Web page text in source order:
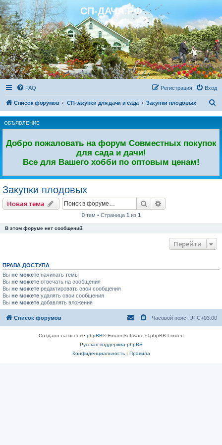
Регистрация СП-ДАЧА.РФ
FAQ Вход
Регистрация
Список форумов СП-закупки для дачи и сада Закупки плодовых
ОБЪЯВЛЕНИЕ
Добро пожаловать на форум Совместных покупок
для сада и дачи!
Все для Вашего хобби по оптовым ценам!
Закупки плодовых
Новая тема
Новаятема Поиск
0 тем • Страница 1 из 1
В этом форуме нет сообщений.
Перейти
ПРАВА ДОСТУПА
Вы не можете начинать темы
Вы не можете отвечать на сообщения
Вы не можете редактировать свои сообщения
Вы не можете удалять свои сообщения
Вы не можете добавлять вложения
Список форумов Часовой пояс: UTC+03:00
Создано на основе phpBB® Forum Software © phpBB Limited
Русская поддержка phpBB
Конфиденциальность| Правила